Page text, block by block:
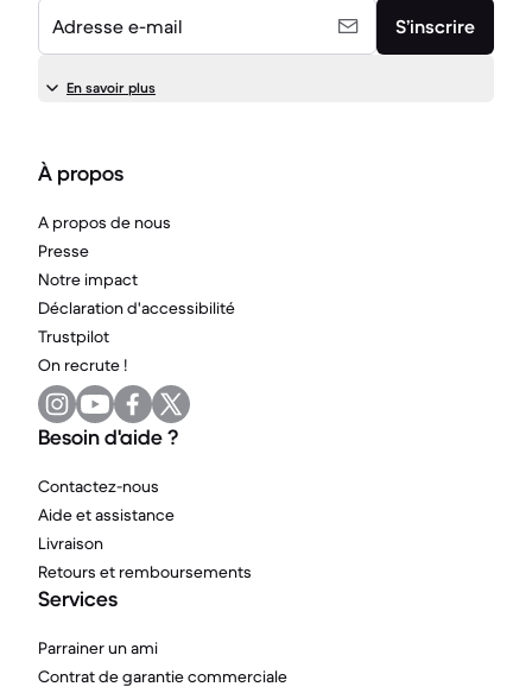
Adresse e-mail S’inscrire
En savoir plus
À propos
A propos de nous
Presse
Notre impact
Déclaration d'accessibilité
Trustpilot
On recrute !
Besoin d'aide ?
Contactez-nous
Aide et assistance
Livraison
Retours et remboursements
Services
Parrainer un ami
Contrat de garantie commerciale